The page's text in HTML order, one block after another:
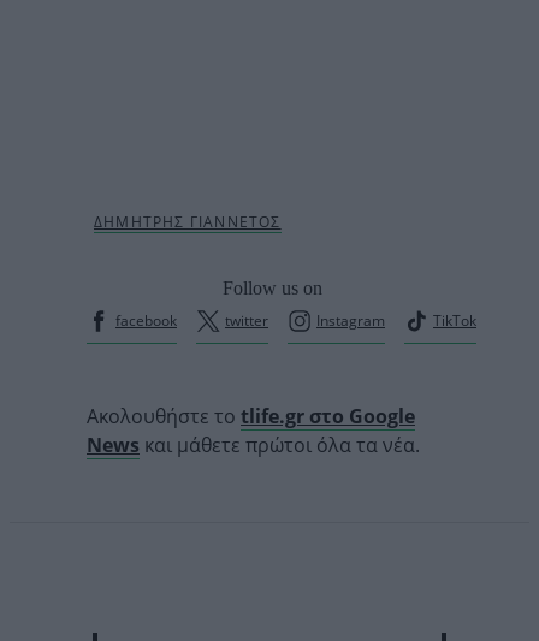
Follow us on
facebook
twitter Instagram TikTok
Ακολουθήστε το tlife.gr στο Google
News και μάθετε πρώτοι όλα τα νέα.